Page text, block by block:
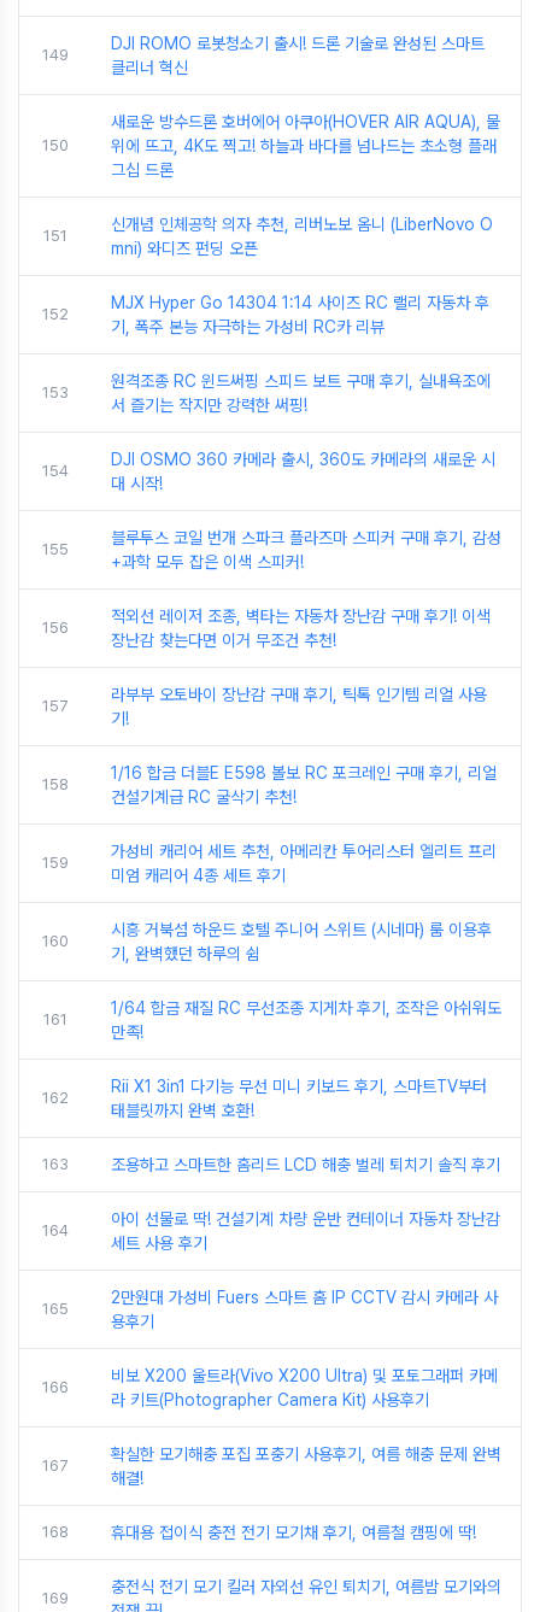
149
DJI ROMO 로봇청소기 출시! 드론 기술로 완성된 스마트
클리너 혁신
150
새로운 방수드론 호버에어 아쿠아(HOVER AIR AQUA), 물
위에 뜨고, 4K도 찍고! 하늘과 바다를 넘나드는 초소형 플래
그십 드론
151
신개념 인체공학 의자 추천, 리버노보 옴니 (LiberNovo O
mni) 와디즈 펀딩 오픈
152
MJX Hyper Go 14304 1:14 사이즈 RC 랠리 자동차 후
기, 폭주 본능 자극하는 가성비 RC카 리뷰
153
원격조종 RC 윈드써핑 스피드 보트 구매 후기, 실내욕조에
서 즐기는 작지만 강력한 써핑!
154
DJI OSMO 360 카메라 출시, 360도 카메라의 새로운 시
대 시작!
155
블루투스 코일 번개 스파크 플라즈마 스피커 구매 후기, 감성
+과학 모두 잡은 이색 스피커!
156
적외선 레이저 조종, 벽타는 자동차 장난감 구매 후기! 이색
장난감 찾는다면 이거 무조건 추천!
157
라부부 오토바이 장난감 구매 후기, 틱톡 인기템 리얼 사용
기!
158
1/16 합금 더블E E598 볼보 RC 포크레인 구매 후기, 리얼
건설기계급 RC 굴삭기 추천!
159
가성비 캐리어 세트 추천, 아메리칸 투어리스터 엘리트 프리
미엄 캐리어 4종 세트 후기
160
시흥 거북섬 하운드 호텔 주니어 스위트 (시네마) 룸 이용후
기, 완벽했던 하루의 쉼
161
1/64 합금 재질 RC 무선조종 지게차 후기, 조작은 아쉬워도
만족!
162
Rii X1 3in1 다기능 무선 미니 키보드 후기, 스마트TV부터
태블릿까지 완벽 호환!
163 조용하고 스마트한 홈리드 LCD 해충 벌레 퇴치기 솔직 후기
164
아이 선물로 딱! 건설기계 차량 운반 컨테이너 자동차 장난감
세트 사용 후기
165
2만원대 가성비 Fuers 스마트 홈 IP CCTV 감시 카메라 사
용후기
166
비보 X200 울트라(Vivo X200 Ultra) 및 포토그래퍼 카메
라 키트(Photographer Camera Kit) 사용후기
167
확실한 모기해충 포집 포충기 사용후기, 여름 해충 문제 완벽
해결!
168 휴대용 접이식 충전 전기 모기채 후기, 여름철 캠핑에 딱!
169
충전식 전기 모기 킬러 자외선 유인 퇴치기, 여름밤 모기와의